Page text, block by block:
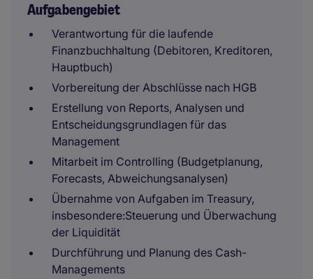
Aufgabengebiet
Verantwortung für die laufende
Finanzbuchhaltung (Debitoren, Kreditoren,
Hauptbuch)
Vorbereitung der Abschlüsse nach HGB
Erstellung von Reports, Analysen und
Entscheidungsgrundlagen für das
Management
Mitarbeit im Controlling (Budgetplanung,
Forecasts, Abweichungsanalysen)
Übernahme von Aufgaben im Treasury,
insbesondere:Steuerung und Überwachung
der Liquidität
Durchführung und Planung des Cash-
Managements